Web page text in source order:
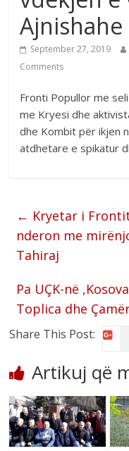
Ajnishahe
September 27, 2019
Comments
Fronti Popullor me
me Kryesi dhe
dhe Kombit për ikjen
atdhetare e spikatur
← Kryetar i
nderon me
Tahiraj
Pa UÇK-në
Toplica dhe
Share This Post:
Artikuj që